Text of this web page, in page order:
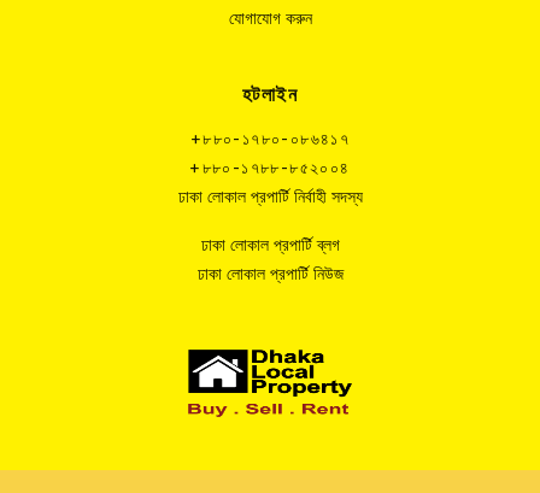
যোগাযোগ করুন
হটলাইন
+৮৮০-১৭৮০-০৮৬৪১৭
+৮৮০-১৭৮৮-৮৫২০০৪
ঢাকা লোকাল প্রপার্টি নির্বাহী সদস্য
ঢাকা লোকাল প্রপার্টি ব্লগ
ঢাকা লোকাল প্রপার্টি নিউজ